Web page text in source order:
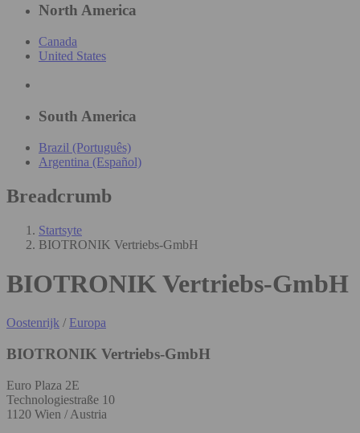
North America
Canada
United States
South America
Brazil (Português)
Argentina (Español)
Breadcrumb
Startsyte
BIOTRONIK Vertriebs-GmbH
BIOTRONIK Vertriebs-GmbH
Oostenrijk / Europa
BIOTRONIK Vertriebs-GmbH
Euro Plaza 2E
Technologiestraße 10
1120 Wien / Austria